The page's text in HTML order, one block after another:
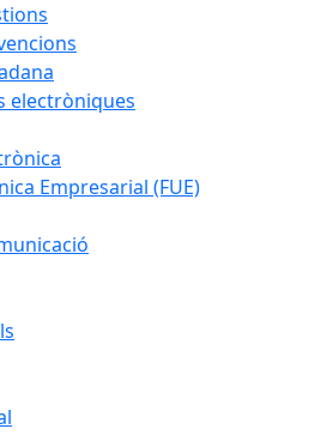
electròniques
Empresarial (FUE)